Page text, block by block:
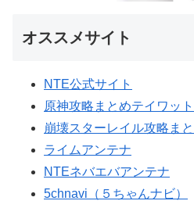
オススメサイト
NTE公式サイト
原神攻略まとめテイワッ
崩壊スターレイル攻略ま
ライムアンテナ
NTEネバエバアンテナ
5chnavi（５ちゃんナビ）